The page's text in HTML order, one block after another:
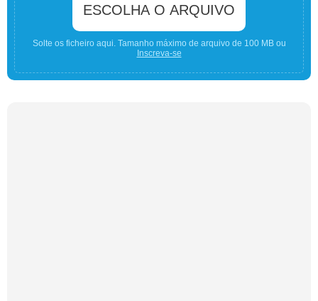
ESCOLHA O ARQUIVO
Solte os ficheiro aqui. Tamanho máximo de arquivo de 100 MB ou
Inscreva-se